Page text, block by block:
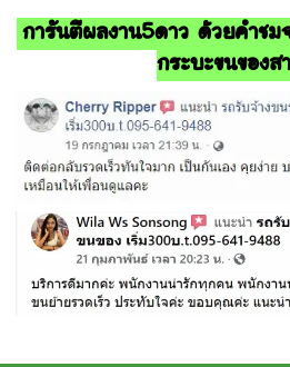
การันตีผลงาน5ดาว ด้วยคำชม
กระบะขนของส